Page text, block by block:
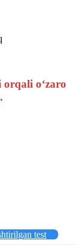
o‘zaro
test